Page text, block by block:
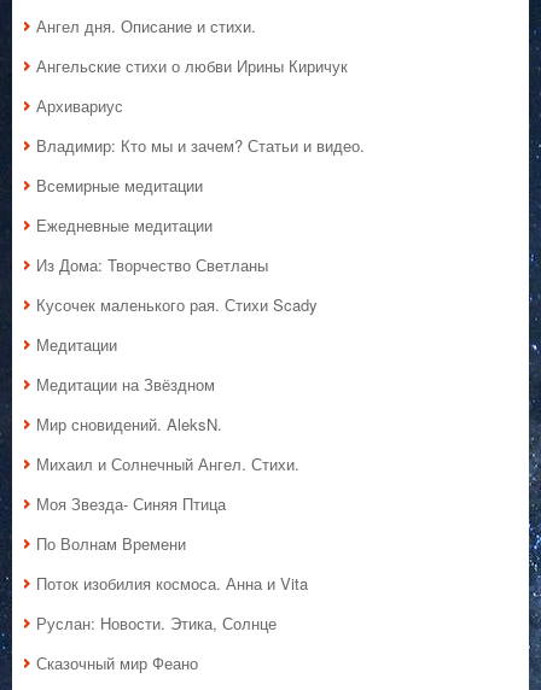
Ангел дня. Описание и стихи.
Ангельские стихи о любви Ирины Киричук
Архивариус
Владимир: Кто мы и зачем? Статьи и видео.
Всемирные медитации
Ежедневные медитации
Из Дома: Творчество Светланы
Кусочек маленького рая. Стихи Scady
Медитации
Медитации на Звёздном
Мир сновидений. AleksN.
Михаил и Солнечный Ангел. Стихи.
Моя Звезда- Синяя Птица
По Волнам Времени
Поток изобилия космоса. Анна и Vita
Руслан: Новости. Этика, Солнце
Сказочный мир Феано